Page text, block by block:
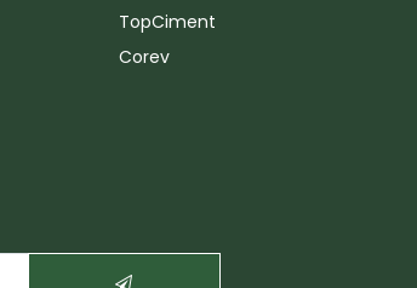
TopCiment
Corev